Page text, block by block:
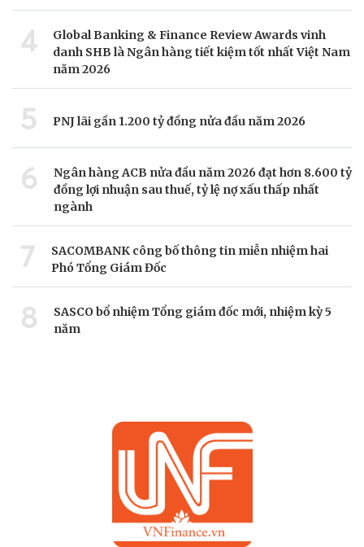
4
Global Banking & Finance Review Awards vinh
danh SHB là Ngân hàng tiết kiệm tốt nhất Việt Nam
năm 2026
5 PNJ lãi gần 1.200 tỷ đồng nửa đầu năm 2026
6
Ngân hàng ACB nửa đầu năm 2026 đạt hơn 8.600 tỷ
đồng lợi nhuận sau thuế, tỷ lệ nợ xấu thấp nhất
ngành
7
SACOMBANK công bố thông tin miễn nhiệm hai
Phó Tổng Giám Đốc
8
SASCO bổ nhiệm Tổng giám đốc mới, nhiệm kỳ 5
năm